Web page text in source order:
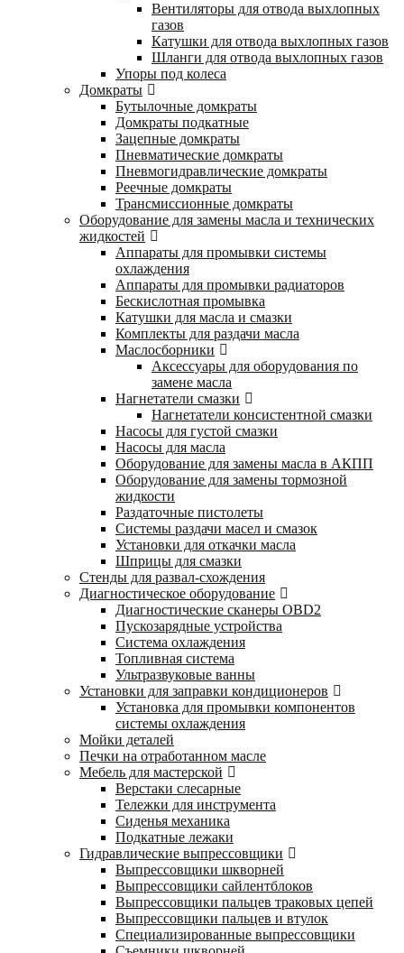
Вентиляторы для отвода выхлопных
газов
Катушки для отвода выхлопных газов
Шланги для отвода выхлопных газов
Упоры под колеса
Домкраты
Бутылочные домкраты
Домкраты подкатные
Зацепные домкраты
Пневматические домкраты
Пневмогидравлические домкраты
Реечные домкраты
Трансмиссионные домкраты
Оборудование для замены масла и технических
жидкостей
Аппараты для промывки системы
охлаждения
Аппараты для промывки радиаторов
Бескислотная промывка
Катушки для масла и смазки
Комплекты для раздачи масла
Маслосборники
Аксессуары для оборудования по
замене масла
Нагнетатели смазки
Нагнетатели консистентной смазки
Насосы для густой смазки
Насосы для масла
Оборудование для замены масла в АКПП
Оборудование для замены тормозной
жидкости
Раздаточные пистолеты
Системы раздачи масел и смазок
Установки для откачки масла
Шприцы для смазки
Стенды для развал-схождения
Диагностическое оборудование
Диагностические сканеры OBD2
Пускозарядные устройства
Система охлаждения
Топливная система
Ультразвуковые ванны
Установки для заправки кондиционеров
Установка для промывки компонентов
системы охлаждения
Мойки деталей
Печки на отработанном масле
Мебель для мастерской
Верстаки слесарные
Тележки для инструмента
Сиденья механика
Подкатные лежаки
Гидравлические выпрессовщики
Выпрессовщики шкворней
Выпрессовщики сайлентблоков
Выпрессовщики пальцев траковых цепей
Выпрессовщики пальцев и втулок
Специализированные выпрессовщики